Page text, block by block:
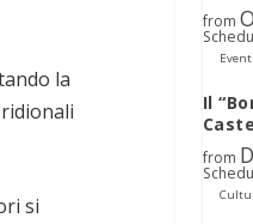
la
si
from
Eventi
Il
from